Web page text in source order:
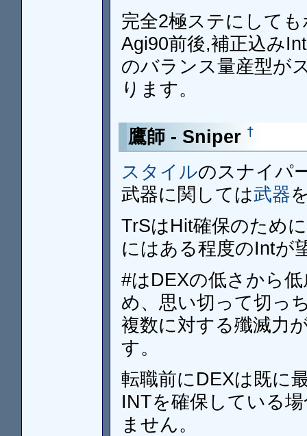
完全2極ステにして
Agi90前後,補正込み
のバランス量産型が
ります。
鷹師 - Sniper †
スタイルのスナイパ
武器に関しては武器
TrSはHit確保のため
にはある程度のIntが
#はDEXの低さから
め、思い切って切っ
複数に対する殲滅力
す。
転職前にDEXは既に
INTを確保している
ません。